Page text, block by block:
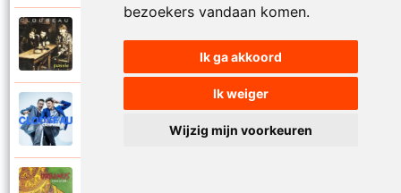
bezoekers vandaan komen.
Ik ga akkoord
Ik weiger
Wijzig mijn voorkeuren
Clouseau
Clouseau